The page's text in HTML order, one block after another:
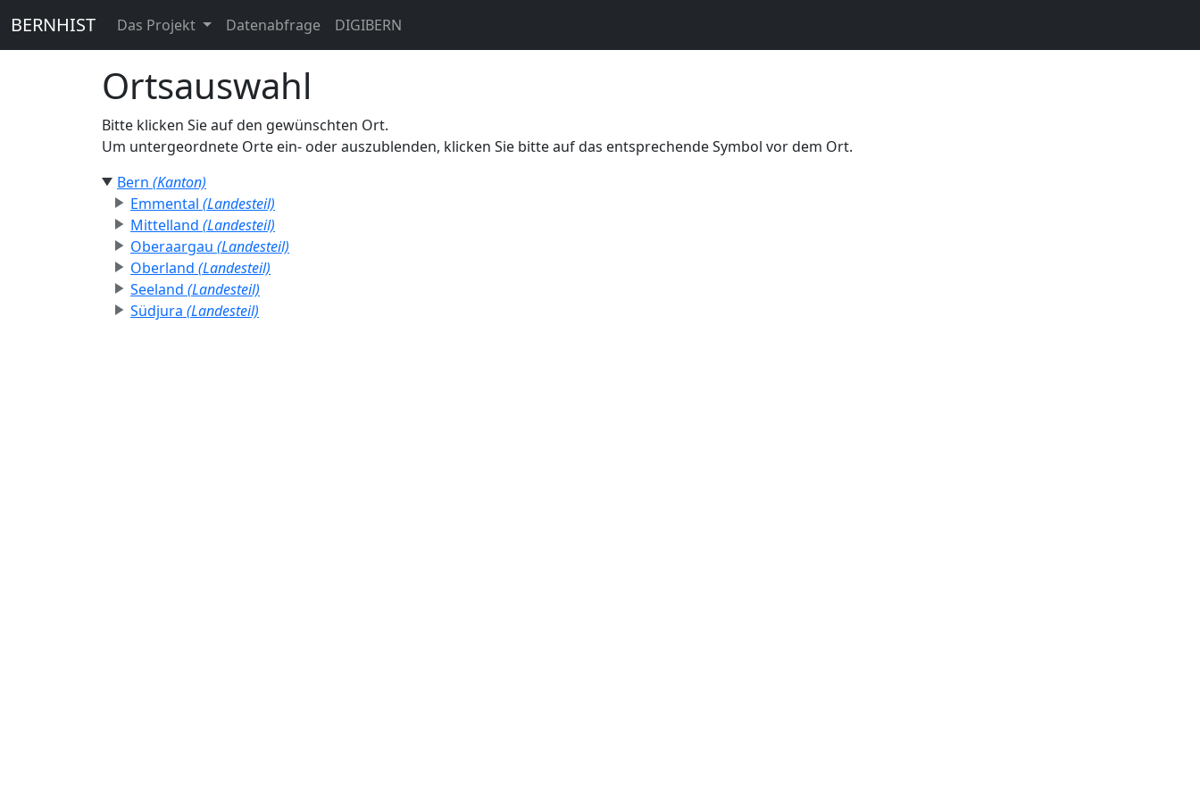
BERNHIST Das Projekt Datenabfrage DIGIBERN
Ortsauswahl
Bitte klicken Sie auf den gewünschten Ort.
Um untergeordnete Orte ein- oder auszublenden, klicken Sie bitte auf das entsprechende Symbol vor dem Ort.
Bern (Kanton)
Emmental (Landesteil)
Mittelland (Landesteil)
Oberaargau (Landesteil)
Oberland (Landesteil)
Seeland (Landesteil)
Südjura (Landesteil)